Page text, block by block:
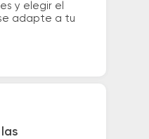
y elegir el
adapte a tu